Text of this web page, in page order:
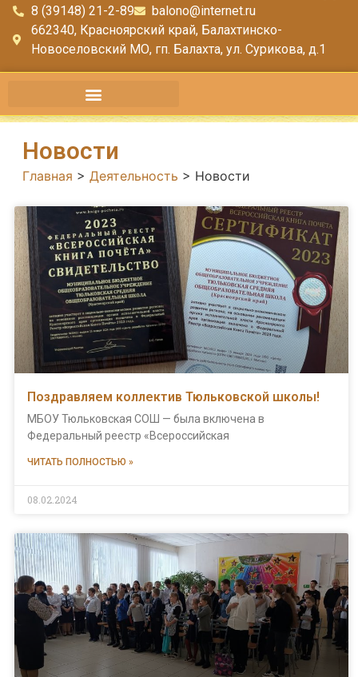
8 (39148) 21-2-89
balono@internet.ru
662340, Красноярский край, Балахтинско-
Новоселовский МО, гп. Балахта, ул. Сурикова, д.1
Новости
Главная > Деятельность > Новости
Поздравляем коллектив Тюльковской школы!
МБОУ Тюльковская СОШ — была включена в
Федеральный реестр «Всероссийская
ЧИТАТЬ ПОЛНОСТЬЮ »
08.02.2024